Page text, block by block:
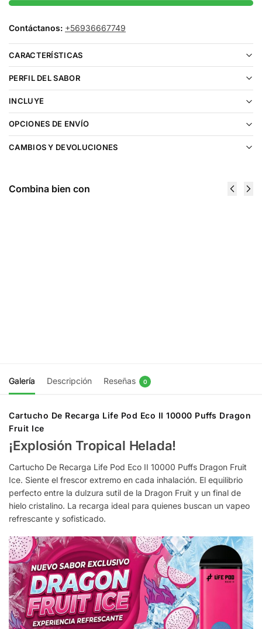
Contáctanos: +56936667749
CARACTERÍSTICAS
PERFIL DEL SABOR
INCLUYE
OPCIONES DE ENVÍO
CAMBIOS Y DEVOLUCIONES
Combina bien con
Galería Descripción Reseñas 0
Cartucho De Recarga Life Pod Eco II 10000 Puffs Dragon
Fruit Ice
¡Explosión Tropical Helada!
Cartucho De Recarga Life Pod Eco II 10000 Puffs Dragon Fruit
Ice. Siente el frescor extremo en cada inhalación. El equilibrio
perfecto entre la dulzura sutil de la Dragon Fruit y un final de
hielo cristalino. La recarga ideal para quienes buscan un vapeo
refrescante y sofisticado.